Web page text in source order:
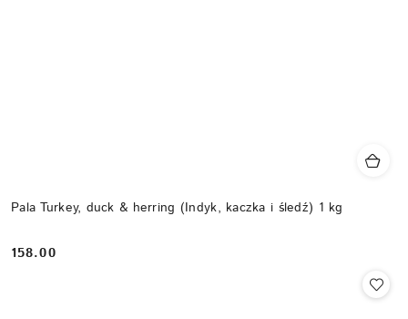
Pala Turkey, duck & herring (Indyk, kaczka i śledź) 1 kg
Cena:
158.00